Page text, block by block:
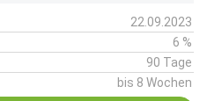
22.09.2023
6 %
90 Tage
bis 8 Wochen